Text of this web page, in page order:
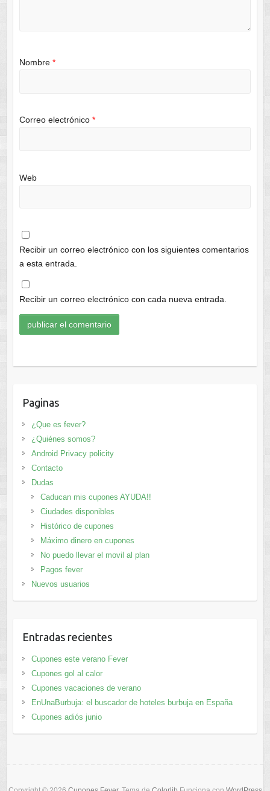
Nombre *
Correo electrónico *
Web
Recibir un correo electrónico con los siguientes comentarios
a esta entrada.
Recibir un correo electrónico con cada nueva entrada.
Paginas
¿Que es fever?
¿Quiénes somos?
Android Privacy policity
Contacto
Dudas
Caducan mis cupones AYUDA!!
Ciudades disponibles
Histórico de cupones
Máximo dinero en cupones
No puedo llevar el movil al plan
Pagos fever
Nuevos usuarios
Entradas recientes
Cupones este verano Fever
Cupones gol al calor
Cupones vacaciones de verano
EnUnaBurbuja: el buscador de hoteles burbuja en España
Cupones adiós junio